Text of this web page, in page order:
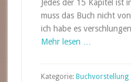
Jedes der 15 Kapitel ist
muss das Buch nicht von
ich habe es
Mehr lesen …
Kategorie: Buchvorstellung